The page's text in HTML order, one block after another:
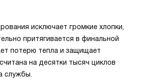
исключает громкие хлопки,
притягивается в финальной
потерю тепла и защищает
на десятки тысяч циклов
службы.